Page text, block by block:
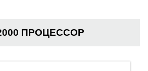
ПРОЦЕССОР